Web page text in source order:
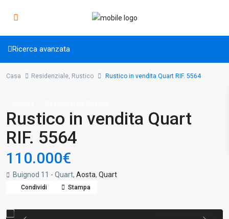
Ricerca avanzata
Casa Residenziale, Rustico Rustico in vendita Quart RIF. 5564
Rustico in vendita Quart
RIF. 5564
110.000€
Buignod 11 - Quart, Aosta, Quart
Condividi Stampa